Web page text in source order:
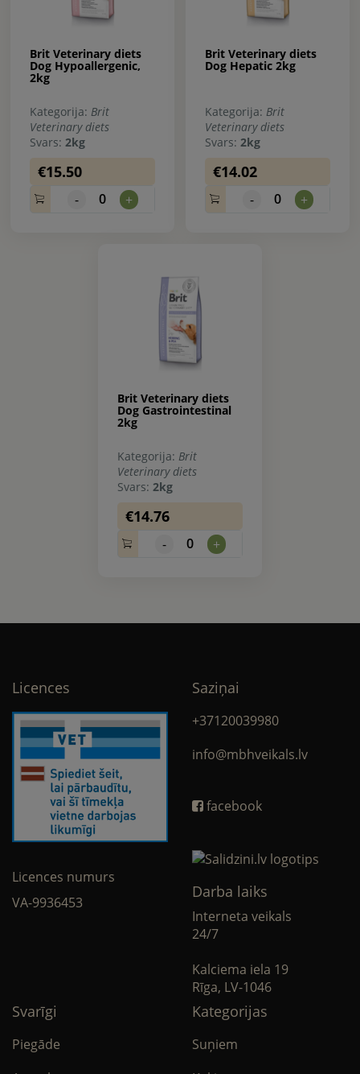
Brit Veterinary diets
Dog Hypoallergenic,
2kg
Kategorija: Brit
Veterinary diets
Svars: 2kg
€15.50
- 0 +
Brit Veterinary diets
Dog Hepatic 2kg
Kategorija: Brit
Veterinary diets
Svars: 2kg
€14.02
- 0 +
Brit Veterinary diets
Dog Gastrointestinal
2kg
Kategorija: Brit
Veterinary diets
Svars: 2kg
€14.76
- 0 +
Licences
Licences numurs
VA-9936453
Saziņai
+37120039980
info@mbhveikals.lv
facebook
Darba laiks
Interneta veikals
24/7
Kalciema iela 19
Rīga, LV-1046
Svarīgi
Piegāde
Kategorijas
Suņiem